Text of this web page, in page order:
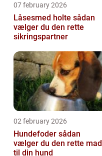
07 february 2026
Låsesmed holte sådan
vælger du den rette
sikringspartner
02 february 2026
Hundefoder sådan
vælger du den rette mad
til din hund